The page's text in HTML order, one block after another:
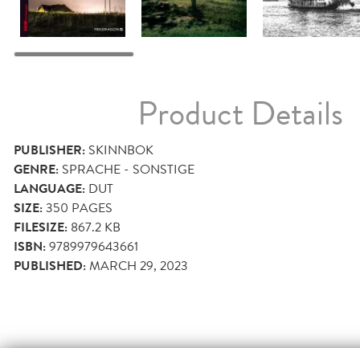
Product Details
PUBLISHER: SKINNBOK
GENRE: SPRACHE - SONSTIGE
LANGUAGE: DUT
SIZE:350 PAGES
FILESIZE: 867.2 KB
ISBN:9789979643661
PUBLISHED:MARCH 29, 2023